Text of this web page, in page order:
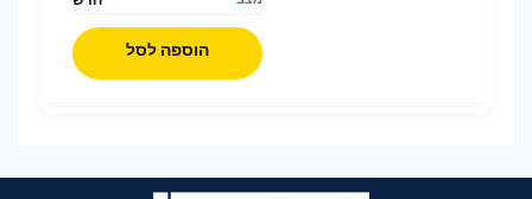
הוספה לסל